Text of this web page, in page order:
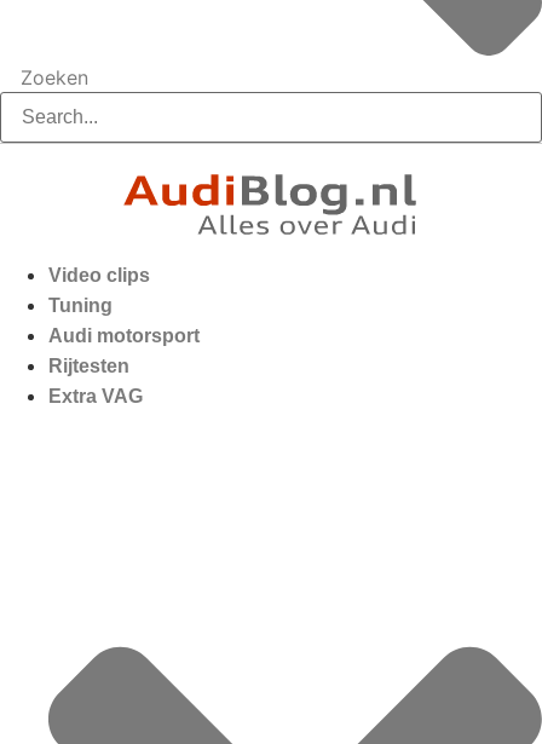
Zoeken
Video clips
Tuning
Audi motorsport
Rijtesten
Extra VAG